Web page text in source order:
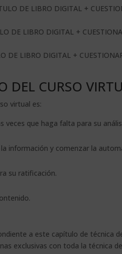
DE LIBRO DIGITAL +
DE LIBRO DIGITAL +
DE LIBRO DIGITAL +
DEL CURSO
virtual es:
que haga falta para su
información y comenzar la
su ratificación.
a este capítulo de
exclusivas con toda la técnica